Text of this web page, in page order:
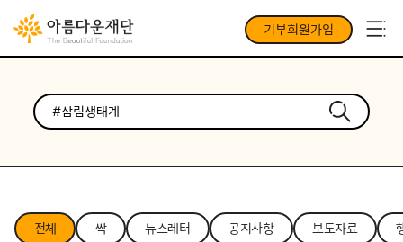
기부회원가입
전체 싹 뉴스레터 공지사항 보도자료